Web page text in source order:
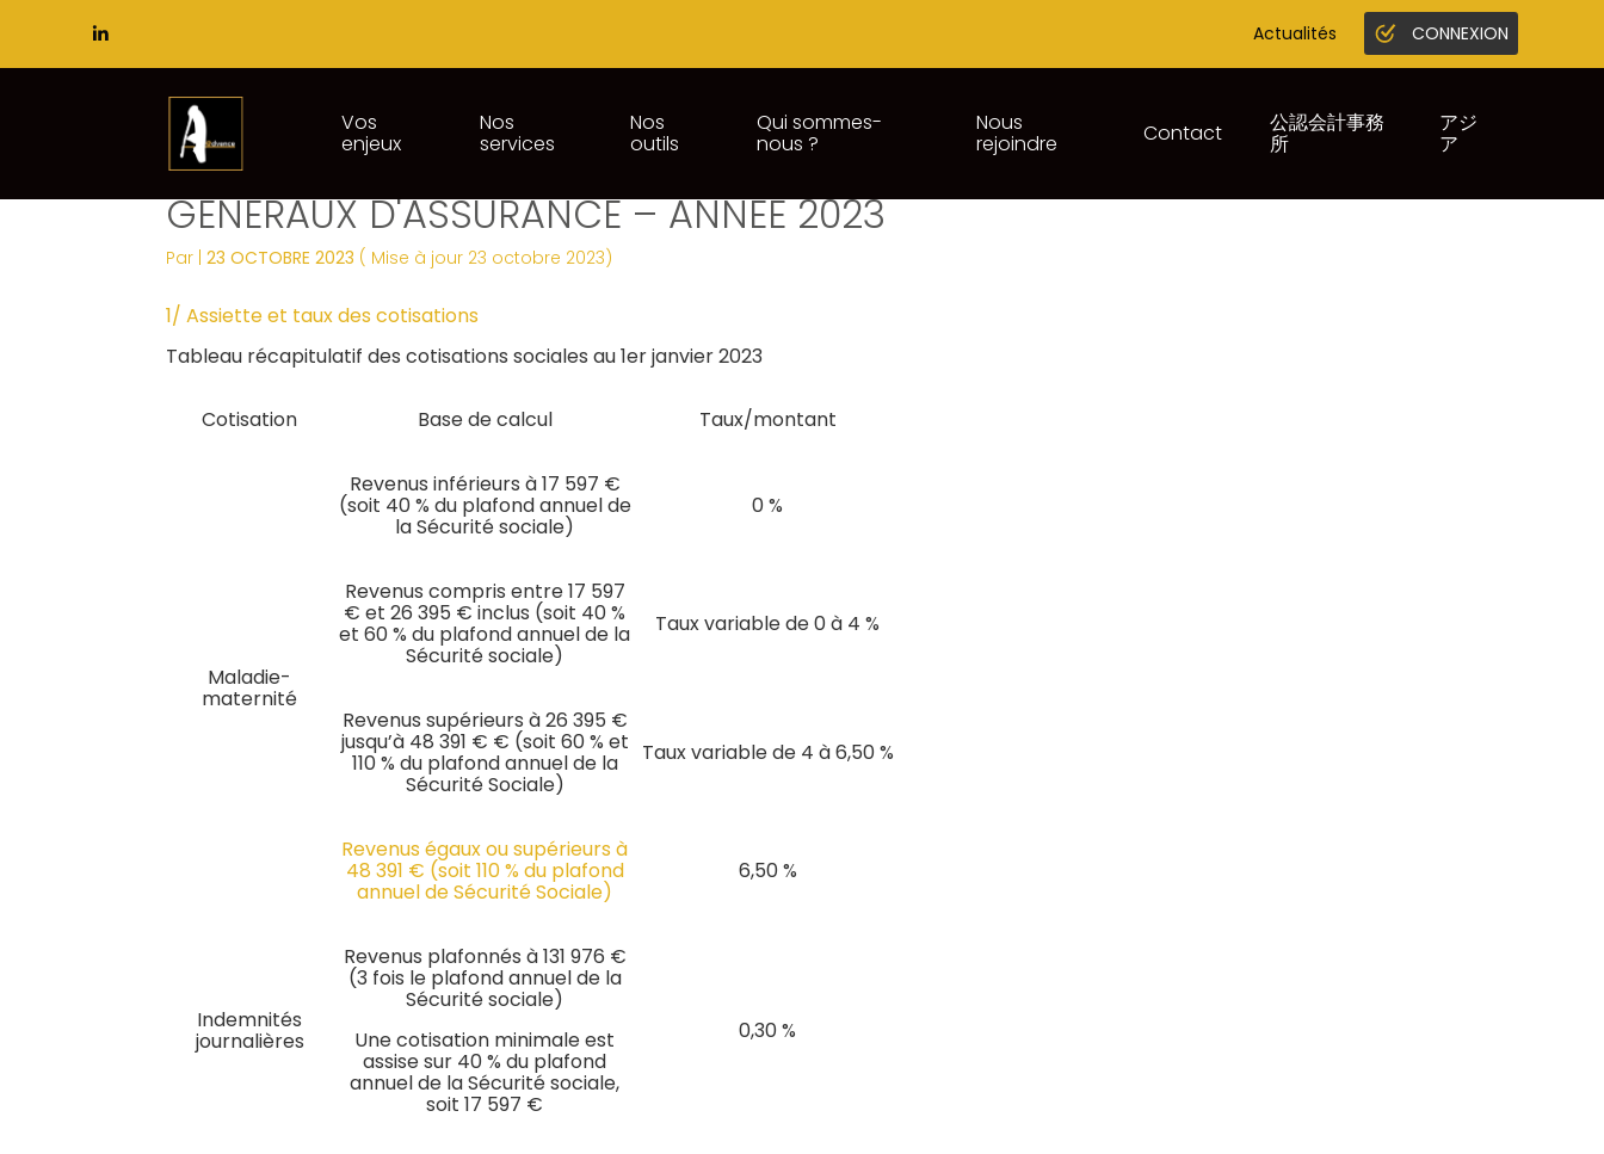
Actualités CONNEXION
Vos
enjeux
Nos
services
Nos
outils
Qui sommes-
nous ?
Nous
rejoindre Contact 公認会計事務
所
アジ
ア
TABLEAU DES COTISATIONS SOCIALES DUES PAR LES AGENTS-
GÉNÉRAUX D'ASSURANCE – ANNÉE 2023
Par |23 OCTOBRE 2023 ( Mise à jour 23 octobre 2023)
1/ Assiette et taux des cotisations
Tableau récapitulatif des cotisations sociales au 1er janvier 2023
Cotisation Base de calcul Taux/montant
Maladie-
maternité
Revenus inférieurs à 17 597 €
(soit 40 % du plafond annuel de
la Sécurité sociale)
0 %
Revenus compris entre 17 597
€ et 26 395 € inclus (soit 40 %
et 60 % du plafond annuel de la
Sécurité sociale)
Taux variable de 0 à 4 %
Revenus supérieurs à 26 395 €
jusqu’à 48 391 € € (soit 60 % et
110 % du plafond annuel de la
Sécurité Sociale)
Taux variable de 4 à 6,50 %
Revenus égaux ou supérieurs à
48 391 € (soit 110 % du plafond
annuel de Sécurité Sociale)
6,50 %
Indemnités
journalières
Revenus plafonnés à 131 976 €
(3 fois le plafond annuel de la
Sécurité sociale)
Une cotisation minimale est
assise sur 40 % du plafond
annuel de la Sécurité sociale,
soit 17 597 €
0,30 %